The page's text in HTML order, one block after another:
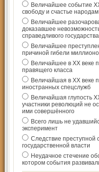
Величайшее событие
свободу и счастье
Величайшее
доказавшее
справедливого государства
Величайшее
причиной гибели
Величайшее в ХХ веке
правящего класса
Величайшая в ХХ веке
иностранных спецслужб
Величайшая глупость
участники революций не
ими совершённого
Всего лишь не
эксперимент
Следствие преступной
государственной власти
Неудачное стечение
котором события